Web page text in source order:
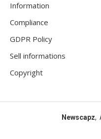
Information
Compliance
GDPR Policy
Sell informations
Copyright
Newscapz,